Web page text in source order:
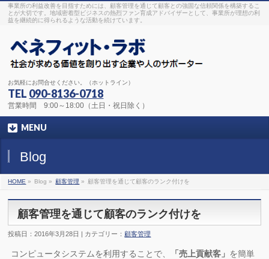
事業所の利益改善を目指すためには、顧客管理を通じて顧客との強固な信頼関係を構築するこ
とが大切です。地域密着型ビジネスの熱烈ファン育成アドバイザーとして、事業所が理想の利
益を継続的に得られるような活動を続けています。
お気軽にお問合せください。（ホットライン）
TEL 090-8136-0718
営業時間 9:00～18:00（土日・祝日除く）
MENU
Blog
HOME » Blog » 顧客管理 » 顧客管理を通じて顧客のランク付けを
顧客管理を通じて顧客のランク付けを
投稿日：2016年3月28日 | カテゴリー： 顧客管理
コンピュータシステムを利用することで、 「売上貢献客」 を簡単